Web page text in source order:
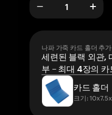
나파 가죽 카드 홀더 추가
세련된 블랙 외관,
부 – 최대 4장의
카드 홀더
크기: